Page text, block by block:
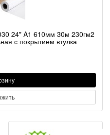
24" A1 610мм 30м 230гм2
с покрытием втулка